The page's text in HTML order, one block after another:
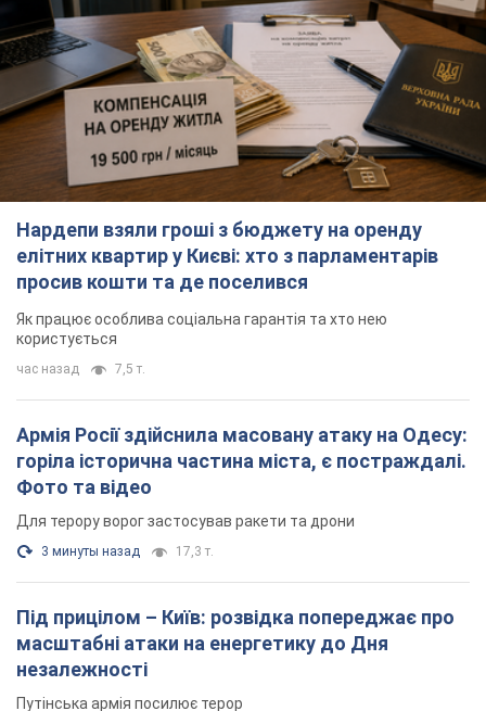
Нардепи взяли гроші з бюджету на оренду
елітних квартир у Києві: хто з парламентарів
просив кошти та де поселився
Як працює особлива соціальна гарантія та хто нею
користується
час назад 7,5 т.
Армія Росії здійснила масовану атаку на Одесу:
горіла історична частина міста, є постраждалі.
Фото та відео
3 минуты назад
Під прицілом – Київ: розвідка попереджає про
масштабні атаки на енергетику до Дня
незалежності
Путінська армія посилює терор
2 часа назад 13,7 т.